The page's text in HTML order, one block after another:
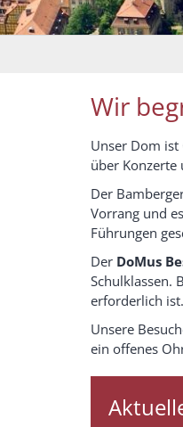
Wir
Unser Dom
über Konzerte
Der
Vorrang und
Führungen
Der DoMus
Schulklassen.
erforderlich
Unsere
ein offenes